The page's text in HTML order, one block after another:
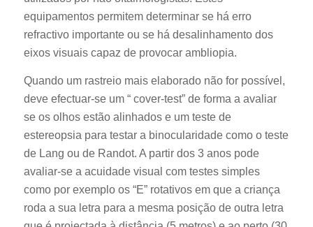
equipamentos permitem determinar se há erro
refractivo importante ou se há desalinhamento dos
eixos visuais capaz de provocar ambliopia.
Quando um rastreio mais elaborado não for possível,
deve efectuar-se um “ cover-test” de forma a avaliar
se os olhos estão alinhados e um teste de
estereopsia para testar a binocularidade como o teste
de Lang ou de Randot. A partir dos 3 anos pode
avaliar-se a acuidade visual com testes simples
como por exemplo os “E” rotativos em que a criança
roda a sua letra para a mesma posição de outra letra